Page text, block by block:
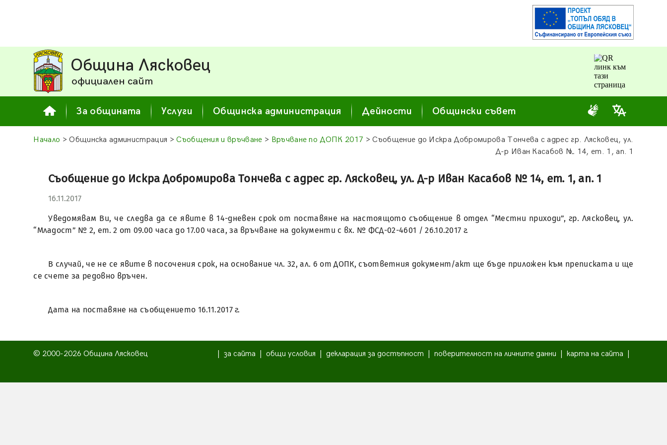
Община Лясковец
официален сайт
За общината Услуги Общинска администрация Дейности Общински съвет
Начало > Общинска администрация >Съобщения и връчване > Връчване по ДОПК 2017 > Съобщение до Искра Добромирова Тончева с адрес гр. Лясковец, ул.
Д-р Иван Касабов № 14, ет. 1, ап. 1
Съобщение до Искра Добромирова Тончева с адрес гр. Лясковец, ул. Д-р Иван Касабов № 14, ет. 1, ап. 1
16.11.2017
Уведомявам Ви, че следва да се явите в 14-дневен срок от поставяне на настоящото съобщение в отдел “Местни приходи”, гр. Лясковец, ул.
“Младост” № 2, ет. 2 от 09.00 часа до 17.00 часа, за връчване на документи с вх. № ФСД-02-4601 / 26.10.2017 г.
В случай, че не се явите в посочения срок, на основание чл. 32, ал. 6 от ДОПК, съответния документ/акт ще бъде приложен към преписката и ще
се счете за редовно връчен.
Дата на поставяне на съобщението 16.11.2017 г.
© 2000-2026 Община Лясковец за сайта общи условия декларация за достъпност поверителност на личните данни карта на сайта